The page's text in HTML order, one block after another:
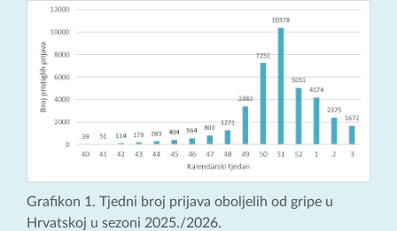
Grafikon 1. Tjedni broj prijava oboljelih od gripe u
Hrvatskoj u sezoni 2025./2026.